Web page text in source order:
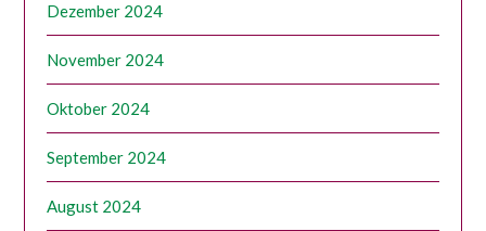
Dezember 2024
November 2024
Oktober 2024
September 2024
August 2024